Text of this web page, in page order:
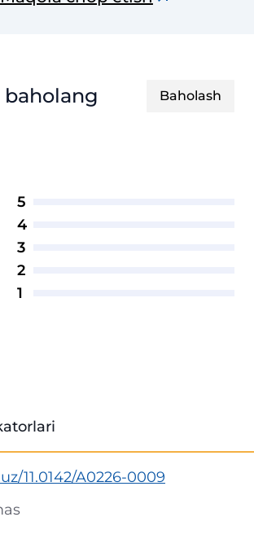
Baholash
5
4
3
2
1
11.0142/A0226-0009